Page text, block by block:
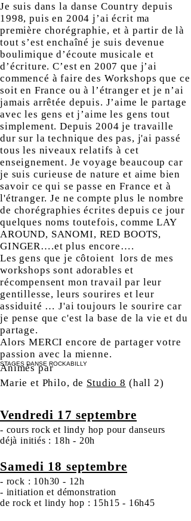
Je suis dans la danse Country depuis
1998, puis en 2004 j’ai écrit ma
première chorégraphie, et à partir de là
tout s’est enchaîné je suis devenue
boulimique d’écoute musicale et
d’écriture. C’est en 2007 que j’ai
commencé à faire des Workshops que ce
soit en France ou à l’étranger et je n’ai
jamais arrêtée depuis. J’aime le partage
avec les gens et j’aime les gens tout
simplement. Depuis 2004 je travaille
dur sur la technique des pas, j'ai passé
tous les niveaux relatifs à cet
enseignement. Je voyage beaucoup car
je suis curieuse de nature et aime bien
savoir ce qui se passe en France et à
l'étranger. Je ne compte plus le nombre
de chorégraphies écrites depuis ce jour
quelques noms toutefois, comme LAY
AROUND, SANOMI, RED BOOTS,
GINGER….et plus encore….
Les gens que je côtoient lors de mes
workshops sont adorables et
récompensent mon travail par leur
gentillesse, leurs sourires et leur
assiduité … J'ai toujours le sourire car
je pense que c'est la base de la vie et du
partage.
Alors MERCI encore de partager votre
passion avec la mienne.
STAGES DANSE ROCKABILLY
Animés par
Marie et Philo, de Studio 8 (hall 2)
Vendredi 17 septembre
- cours rock et lindy hop pour danseurs
déjà initiés : 18h - 20h
Samedi 18 septembre
- rock : 10h30 - 12h
- initiation et démonstration
de rock et lindy hop : 15h15 - 16h45